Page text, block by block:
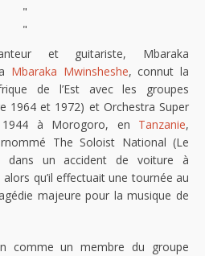
"
"
et guitariste, Mbaraka
Mbaraka Mwinsheshe, connut la
de l’Est avec les groupes
1964 et 1972) et Orchestra Super
à Morogoro, en Tanzanie,
The Soloist National (Le
dans un accident de voiture à
qu’il effectuait une tournée au
majeure pour la musique de
comme un membre du groupe